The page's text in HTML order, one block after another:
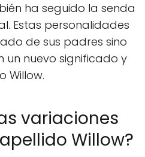
ha seguido la senda
Estas personalidades
de sus padres sino
nuevo significado y
Willow.
variaciones
Willow?